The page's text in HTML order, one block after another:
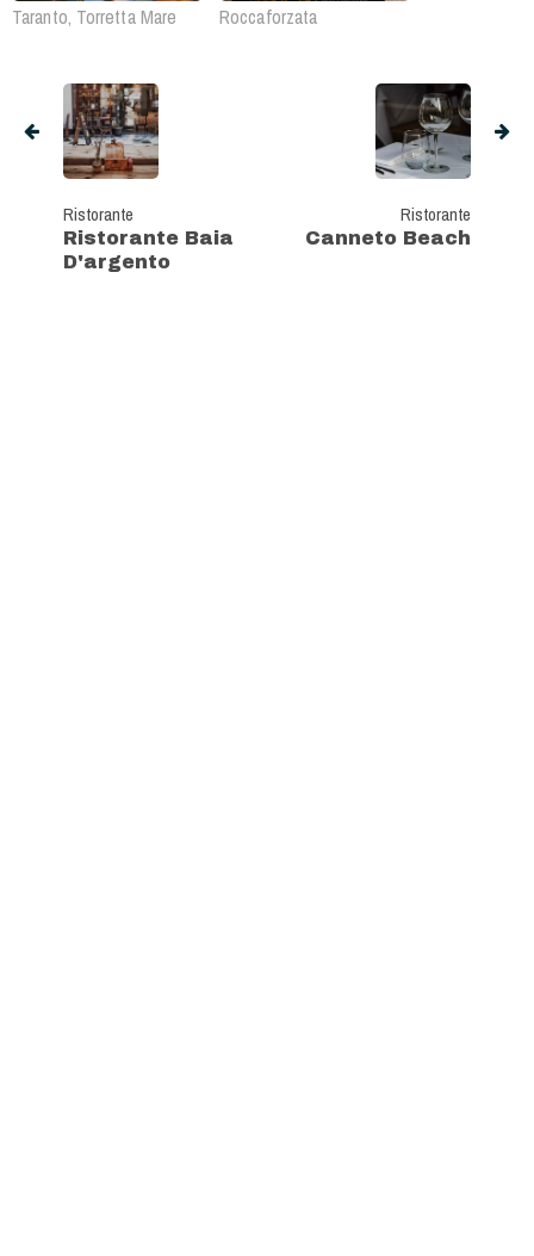
Taranto, Torretta Mare Roccaforzata
Ristorante
Ristorante Baia
D'argento
Ristorante
Canneto Beach